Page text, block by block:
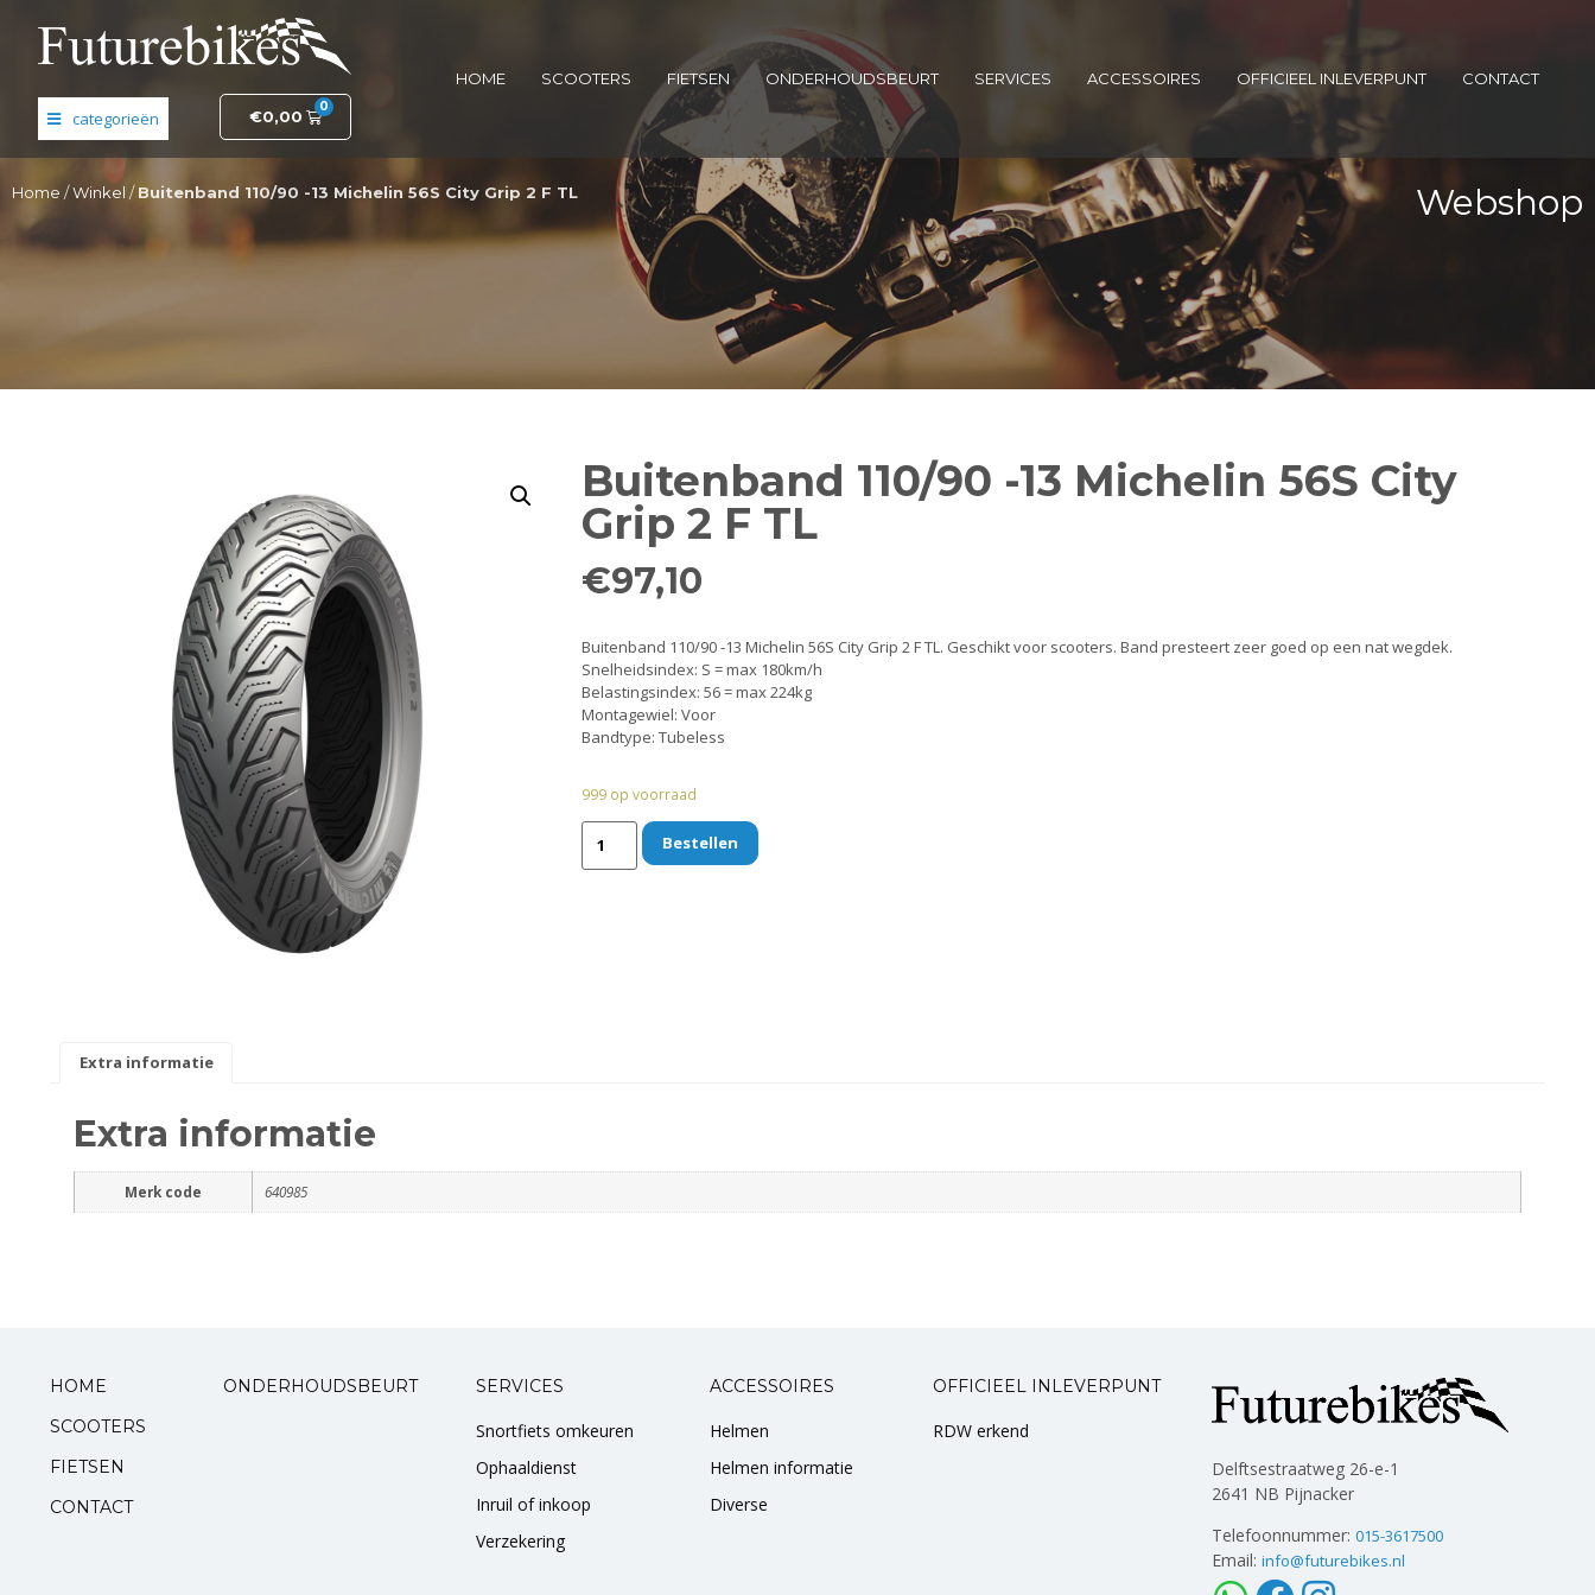
Originele AGM-onderdelen
Originele BTC-onderdelen
Originele Kymco-onderdelen
Originele Peugeot-onderdelen
Originele Piaggio/Vespa-onderdelen
Originele Sym-onderdelen
Originele Tomos-onderdelen
Bevestigingsdelen
Toebehoren en accessoires
Smeren
€0,00
0
HOME SCOOTERS FIETSEN ONDERHOUDSBEURT SERVICES ACCESSOIRES OFFICIEEL INLEVERPUNT CONTACT
Home /Winkel /Buitenband 110/90 -13 Michelin 56S City Grip 2 F TL Webshop
Buitenband 110/90 -13 Michelin 56S City
Grip 2 F TL
€97,10
Buitenband 110/90 -13 Michelin 56S City Grip 2 F TL. Geschikt voor scooters. Band presteert zeer goed op een nat wegdek.
Snelheidsindex: S = max 180km/h
Belastingsindex: 56 = max 224kg
Montagewiel: Voor
Bandtype: Tubeless
999 op voorraad
Bestellen
Extra informatie
Extra informatie
Merk code 640985
HOME
SCOOTERS
FIETSEN
CONTACT
ONDERHOUDSBEURT SERVICES
Snortfiets omkeuren
Ophaaldienst
Inruil of inkoop
Verzekering
ACCESSOIRES
Helmen
Helmen informatie
Diverse
OFFICIEEL INLEVERPUNT
RDW erkend
Delftsestraatweg 26-e-1
2641 NB Pijnacker
Telefoonnummer:015-3617500
Email:info@futurebikes.nl